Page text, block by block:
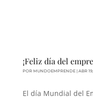
¡Feliz día del
POR MUNDOEMPRENDE| ABR
El día Mundial del